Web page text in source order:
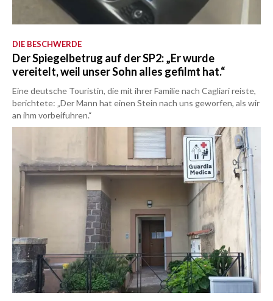
DIE BESCHWERDE
Der Spiegelbetrug auf der SP2: „Er wurde
vereitelt, weil unser Sohn alles gefilmt hat.“
Eine deutsche Touristin, die mit ihrer Familie nach Cagliari reiste,
berichtete: „Der Mann hat einen Stein nach uns geworfen, als wir
an ihm vorbeifuhren.“